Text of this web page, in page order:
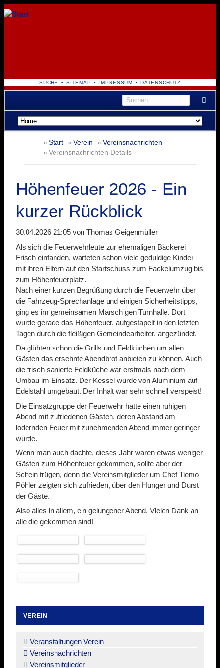
NAVIGATION
ÜBERSPRINGEN
SUCHE SITEMAP IMPRESSUM DATENSCHUTZ
Navigation
überspringen
Start Verein
Vereinsnachrichten
Vereinsnachrichten-Details
Höhenfeuer 2026 - Ein
kurzer Rückblick
30.04.2026 21:05 von Thomas Geigenmüller
Als sich die Feuerwehrleute zur ehemaligen Bäckerei
Frisch einfanden, warteten schon viele geduldige Kinder
mit ihren Eltern auf den Startschuss zum Fackelumzug bis
zum Höhenfeuerplatz.
Nach einer kurzen Begrüßung durch die Feuerwehr über
die Fahrzeug-Sprechanlage und einigen Sicherheitstipps,
ging es im gemeinsamen Marsch gen Turnhalle. Dort
wurde gerade das Höhenfeuer, aufgestapelt in den letzten
Tagen durch die fleißigen Gemeindearbeiter, angezündet.
Da glühten schon die Grills und Feldküchen um allen
Gästen das ersehnte Abendbrot anbieten zu können. Auch
die frisch sanierte Feldküche war erstmals nach dem
Umbau im Einsatz. Der Kessel wurde von Aluminium auf
Edelstahl umgebaut. Der Inhalt war sehr schnell verspeist!
Die Einsatzgruppe der Feuerwehr hatte einen ruhigen
Abend mit zufriedenen Gästen, deren Abstand am
lodernden Feuer mit zunehmenden Abend immer geringer
wurde.
Wenn man auch dachte, dieses Jahr waren etwas weniger
Gästen zum Höhenfeuer gekommen, sollte aber der
Schein trügen, denn die Vereinsmitglieder um Chef Tiemo
Pöhler zeigten sich zufrieden, über den Hunger und Durst
der Gäste.
Also alles in allem, ein gelungener Abend. Vielen Dank an
alle die gekommen sind!
VEREIN
überspringen
Veranstaltungen Verein
Vereinsnachrichten
Vereinsmitglieder